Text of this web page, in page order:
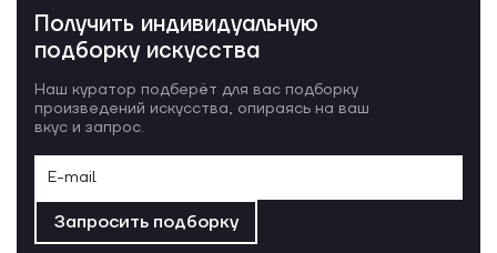
Получить индивидуальную
подборку искусства
Наш куратор подберёт для вас подборку
произведений искусства, опираясь на ваш
вкус и запрос.
Запросить подборку